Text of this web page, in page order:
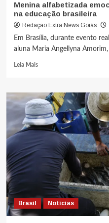
Menina alfabetizada
na educação brasileira
Redação Extra News Goiás
Em Brasília, durante evento
aluna Maria Angellyna Amorim,
Leia Mais
Brasil Notícias